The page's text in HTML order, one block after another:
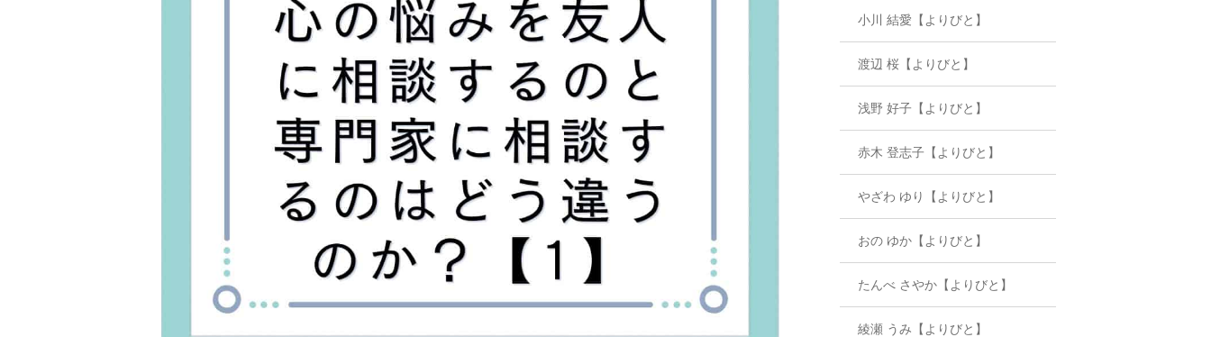
小川 結愛【よりびと】
渡辺 桜【よりびと】
浅野 好子【よりびと】
赤木 登志子【よりびと】
やざわ ゆり【よりびと】
おの ゆか【よりびと】
たんべ さやか【よりびと】
綾瀬 うみ【よりびと】